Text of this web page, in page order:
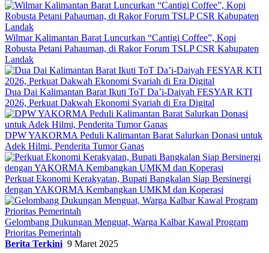
Wilmar Kalimantan Barat Luncurkan “Cantigi Coffee”, Kopi
Robusta Petani Pahauman, di Rakor Forum TSLP CSR Kabupaten
Landak
Dua Dai Kalimantan Barat Ikuti ToT Da’i-Daiyah FESYAR KTI
2026, Perkuat Dakwah Ekonomi Syariah di Era Digital
DPW YAKORMA Peduli Kalimantan Barat Salurkan Donasi untuk
Adek Hilmi, Penderita Tumor Ganas
Perkuat Ekonomi Kerakyatan, Bupati Bangkalan Siap Bersinergi
dengan YAKORMA Kembangkan UMKM dan Koperasi
Gelombang Dukungan Menguat, Warga Kalbar Kawal Program
Prioritas Pemerintah
Berita Terkini 9 Maret 2025